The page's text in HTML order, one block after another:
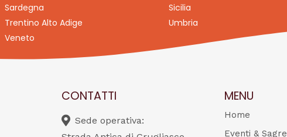
Sardegna
Sicilia
Trentino Alto Adige
Umbria
Veneto
CONTATTI
Sede operativa:
MENU
Home
Eventi & Sagre